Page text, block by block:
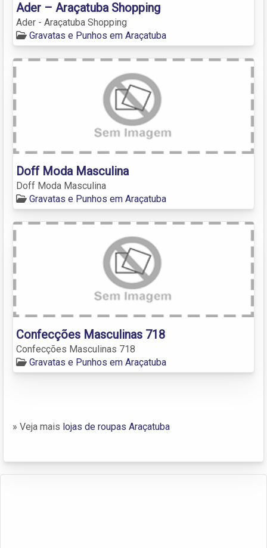
Ader – Araçatuba Shopping
Ader - Araçatuba Shopping
Gravatas e Punhos em Araçatuba
Doff Moda Masculina
Doff Moda Masculina
Gravatas e Punhos em Araçatuba
Confecções Masculinas 718
Confecções Masculinas 718
Gravatas e Punhos em Araçatuba
» Veja mais lojas de roupas Araçatuba